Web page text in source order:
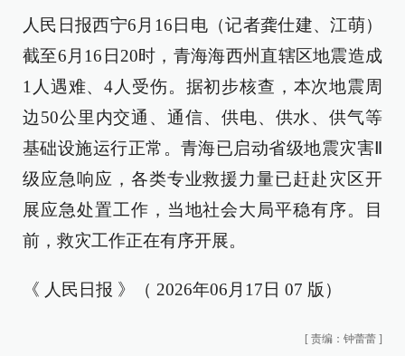
人民日报西宁6月16日电（记者龚仕建、江萌）
截至6月16日20时，青海海西州直辖区地震造成
1人遇难、4人受伤。据初步核查，本次地震周
边50公里内交通、通信、供电、供水、供气等
基础设施运行正常。青海已启动省级地震灾害Ⅱ
级应急响应，各类专业救援力量已赶赴灾区开
展应急处置工作，当地社会大局平稳有序。目
前，救灾工作正在有序开展。
《 人民日报 》（ 2026年06月17日 07 版）
[ 责编：钟蕾蕾 ]